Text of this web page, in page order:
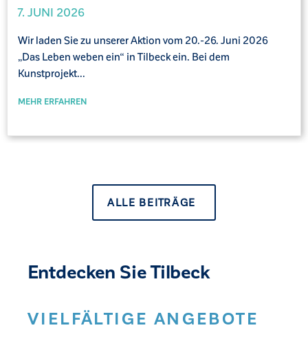
7. JUNI 2026
Wir laden Sie zu unserer Aktion vom 20.-26. Juni 2026
„Das Leben weben ein“ in Tilbeck ein. Bei dem
Kunstprojekt...
MEHR ERFAHREN
ALLE BEITRÄGE
Entdecken Sie Tilbeck
VIELFÄLTIGE ANGEBOTE